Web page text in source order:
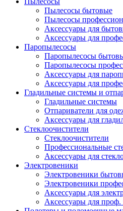
Пылесосы бытовые
Пылесосы
Аксессуары для
Аксессуары для
Паропылесосы
Паропылесосы
Паропылесосы
Аксессуары для
Аксессуары для
Гладильные системы и
Гладильные системы
Отпариватели для
Аксессуары для
Стеклоочистители
Стеклоочистители
Профессиональные
Аксессуары для
Электровеники
Электровеники
Электровеники
Аксессуары для
Аксессуары для проф.